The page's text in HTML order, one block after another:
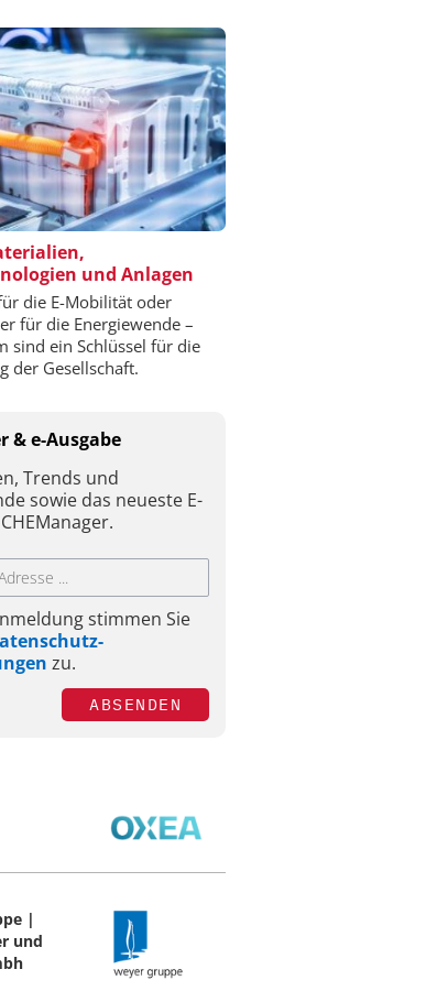
und Anlagen
die E-Mobilität oder
für die Energiewende –
sind ein Schlüssel für die
der Gesellschaft.
& e-Ausgabe
Trends und
sowie das neueste E-
stimmen Sie
zu.
ABSENDEN
|
und